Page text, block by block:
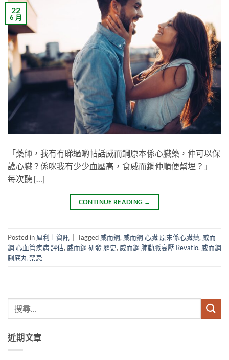
22
6 月
「藥師，我有冇睇過啲帖話威而鋼原本係心臟藥，仲可以保
護心臟？係咪我有少少血壓高，食威而鋼仲順便幫埋？」
每次聽 […]
CONTINUE READING →
Posted in 犀利士資訊 Tagged 威而鋼, 威而鋼 心臟 原來係心臟藥, 威而
鋼 心血管疾病 評估, 威而鋼 研發 歷史, 威而鋼 肺動脈高壓 Revatio, 威而鋼
脷底丸 禁忌
近期文章